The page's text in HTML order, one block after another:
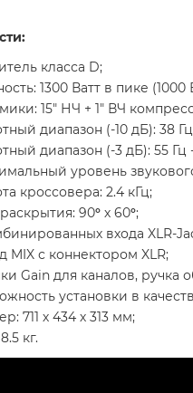
класса D;
1300 Ватт в пике
15" НЧ + 1" ВЧ
диапазон (-10 дБ): 38
диапазон (-3 дБ): 55 Гц
уровень
кроссовера: 2.4 кГц;
90° х 60°;
входа XLR-
MIX с коннектором XLR;
Gain для каналов, ручка
установки в
711 х 434 х 313 мм;
кг.